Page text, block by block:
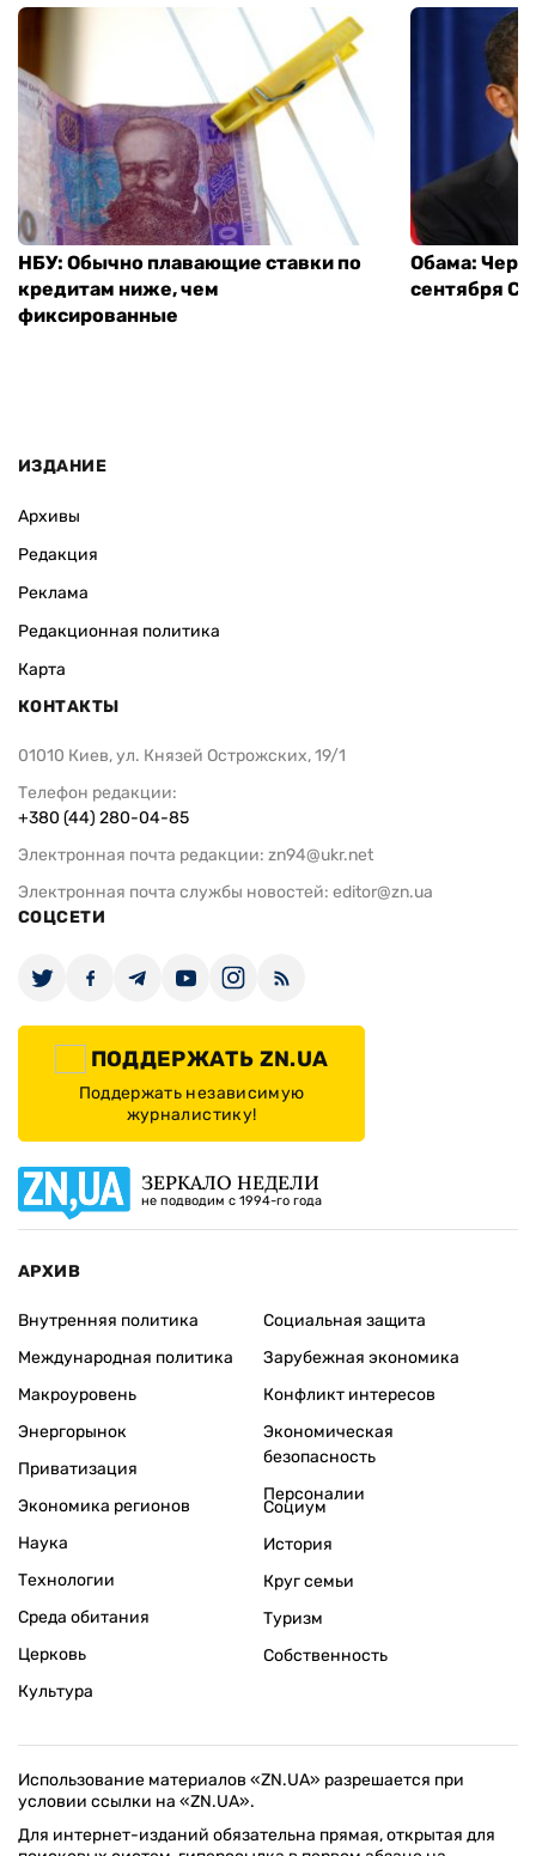
НБУ: Обычно плавающие ставки по
кредитам ниже, чем
фиксированные
Обама:
сентября
ИЗДАНИЕ
Архивы
Редакция
Реклама
Редакционная политика
Карта
КОНТАКТЫ
01010 Киев, ул. Князей Острожских, 19/1
Телефон редакции:
+380 (44) 280-04-85
Электронная почта редакции: zn94@ukr.net
Электронная почта службы новостей: editor@zn.ua
СОЦСЕТИ
ПОДДЕРЖАТЬ ZN.UA
Поддержать независимую
журналистику!
ЗЕРКАЛО НЕДЕЛИ
не подводим с 1994-го года
АРХИВ
Внутренняя политика
Международная политика
Макроуровень
Энергорынок
Приватизация
Экономика регионов
Социальная защита
Зарубежная экономика
Конфликт интересов
Экономическая
безопасность
Персоналии
Наука
Технологии
Среда обитания
Церковь
Культура
Социум
История
Круг семьи
Туризм
Собственность
Использование материалов «ZN.UA» разрешается при
условии ссылки на «ZN.UA».
Для интернет-изданий обязательна прямая, открытая для